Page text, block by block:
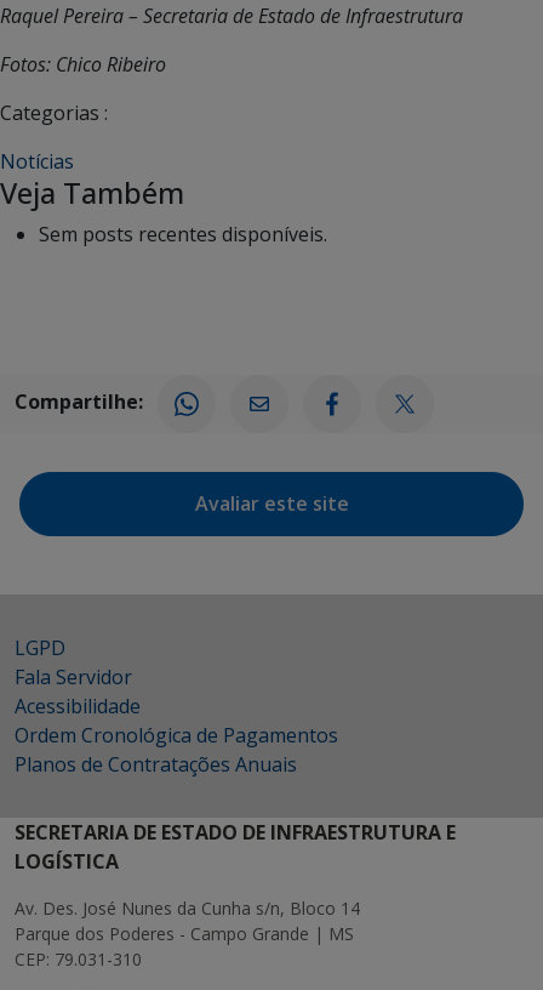
Raquel Pereira – Secretaria de Estado de Infraestrutura
Fotos: Chico Ribeiro
Categorias :
Notícias
Veja Também
Sem posts recentes disponíveis.
Compartilhe:
Avaliar este site
LGPD
Fala Servidor
Acessibilidade
Ordem Cronológica de Pagamentos
Planos de Contratações Anuais
SECRETARIA DE ESTADO DE INFRAESTRUTURA E
LOGÍSTICA
Av. Des. José Nunes da Cunha s/n, Bloco 14
Parque dos Poderes - Campo Grande | MS
CEP: 79.031-310